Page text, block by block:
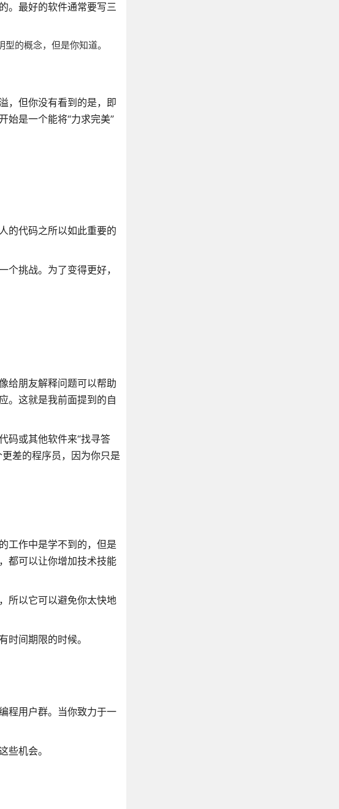
。最好的软件通常要写三
的概念，但是你知道。
，但你没有看到的是，即
始是一个能将“力求完美”
的代码之所以如此重要的
挑战。为了变得更好，
给朋友解释问题可以帮助
。这就是我前面提到的自
码或其他软件来“找寻答
差的程序员，因为你只是
工作中是学不到的，但是
都可以让你增加技术技能
所以它可以避免你太快地
间期限的时候。
程用户群。当你致力于一
些机会。